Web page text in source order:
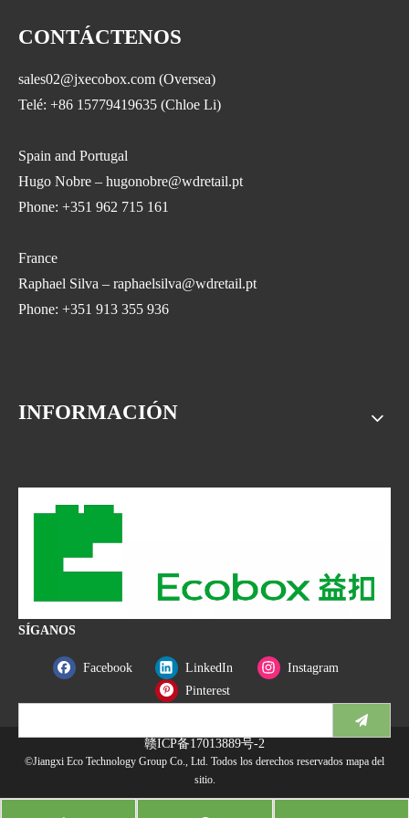
CONTÁCTENOS
sales02@jxecobox.com (Oversea)
Telé: +86 15779419635 (Chloe Li)
Spain and Portugal
Hugo Nobre – hugonobre@wdretail.pt
Phone: +351 962 715 161
France
Raphael Silva – raphaelsilva@wdretail.pt
Phone: +351 913 355 936
INFORMACIÓN
SÍGANOS
Facebook LinkedIn
Instagram
Pinterest
赣ICP备17013889号-2
©Jiangxi Eco Technology Group Co., Ltd. Todos los derechos reservados mapa del
sitio.